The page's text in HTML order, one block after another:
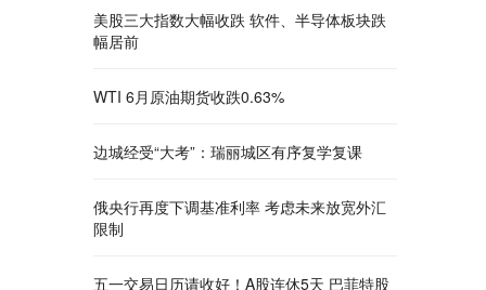
美股三大指数大幅收跌 软件、半导体板块跌
幅居前
WTI 6月原油期货收跌0.63%
边城经受“大考”：瑞丽城区有序复学复课
俄央行再度下调基准利率 考虑未来放宽外汇
限制
五一交易日历请收好！A股连休5天 巴菲特股